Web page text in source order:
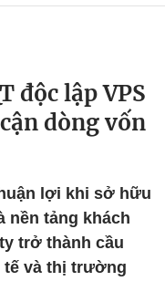
độc lập VPS
dòng vốn
lợi khi sở hữu
nền tảng khách
trở thành cầu
tế và thị trường